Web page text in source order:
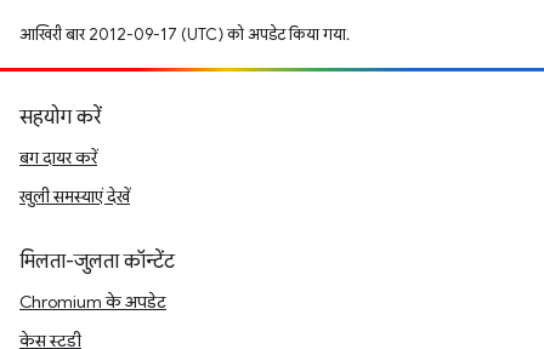
आखिरी बार 2012-09-17 (UTC) को अपडेट किया गया.
सहयोग करें
बग दायर करें
खुली समस्याएं देखें
मिलता-जुलता कॉन्टेंट
Chromium के अपडेट
केस स्टडी